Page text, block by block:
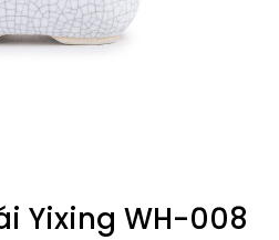
Yixing WH-008